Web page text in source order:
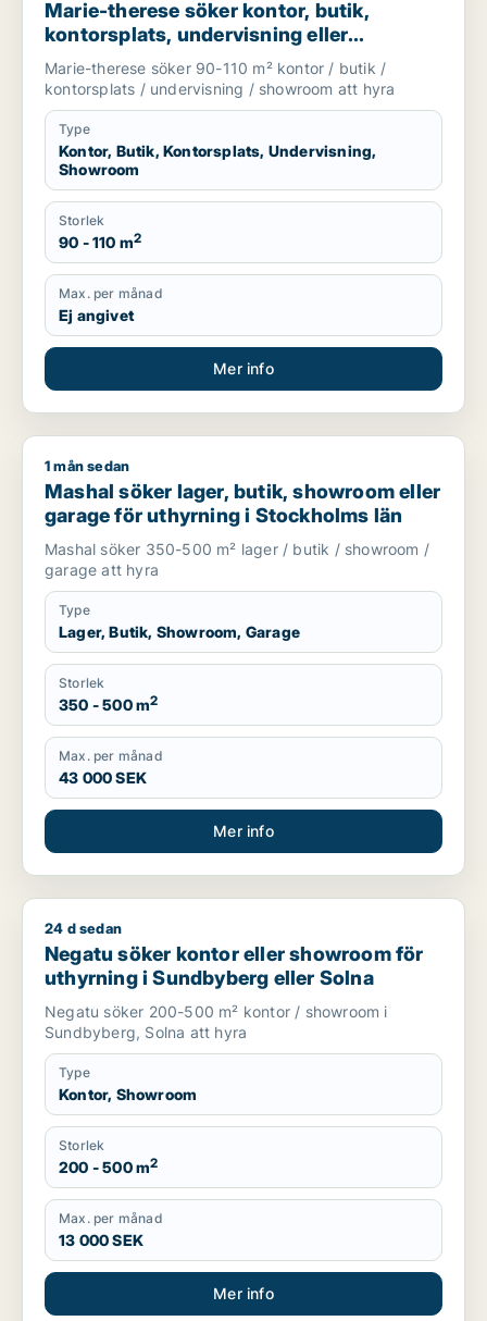
Marie-therese söker kontor, butik,
kontorsplats, undervisning eller
showroom för uthyrning i Upplands
Väsby, Järfälla eller Upplands-Bro m.fl.
Marie-therese söker 90-110 m² kontor / butik /
kontorsplats / undervisning / showroom att hyra
Type
Kontor, Butik, Kontorsplats, Undervisning,
Showroom
Storlek
90 - 110 m2
Max. per månad
Ej angivet
Mer info
Mashal söker lager, butik, showroom eller garage för
1 mån sedan
Mashal söker lager, butik, showroom eller
garage för uthyrning i Stockholms län
Mashal söker 350-500 m² lager / butik / showroom /
garage att hyra
Type
Lager, Butik, Showroom, Garage
Storlek
350 - 500 m2
Max. per månad
43 000 SEK
Mer info
Negatu söker kontor eller showroom för uthyrning i
24 d sedan
Negatu söker kontor eller showroom för
uthyrning i Sundbyberg eller Solna
Negatu söker 200-500 m² kontor / showroom i
Sundbyberg, Solna att hyra
Type
Kontor, Showroom
Storlek
200 - 500 m2
Max. per månad
13 000 SEK
Mer info